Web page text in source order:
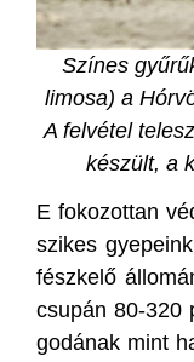
Színes
limosa) a
A felvétel
készült, a
E fokozottan
szikes
fészkelő
csupán 80-320
godának mint